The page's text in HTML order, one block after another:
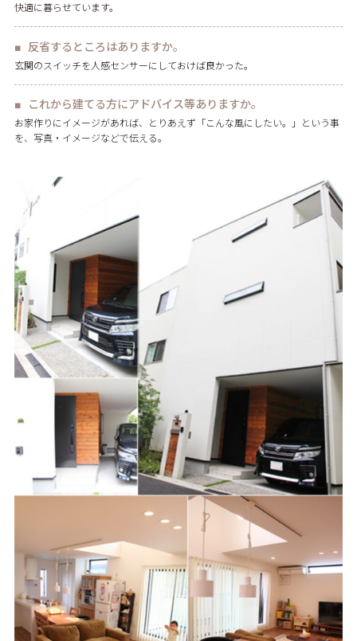
快適に暮らせています。
反省するところはありますか。
玄関のスイッチを人感センサーにしておけば良かった。
これから建てる方にアドバイス等ありますか。
お家作りにイメージがあれば、とりあえず「こんな風にしたい。」という事
を、写真・イメージなどで伝える。